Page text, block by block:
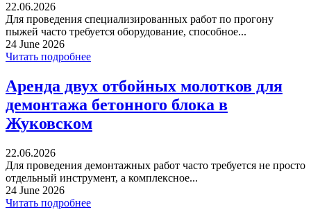
22.06.2026
Для проведения специализированных работ по прогону
пыжей часто требуется оборудование, способное...
24 June 2026
Читать подробнее
Аренда двух отбойных молотков для
демонтажа бетонного блока в
Жуковском
22.06.2026
Для проведения демонтажных работ часто требуется не просто
отдельный инструмент, а комплексное...
24 June 2026
Читать подробнее